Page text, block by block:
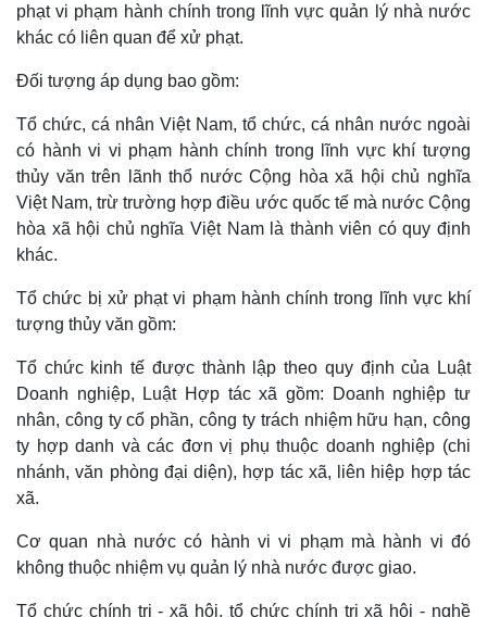
phạt vi phạm hành chính trong lĩnh vực quản lý nhà nước
khác có liên quan để xử phạt.
Đối tượng áp dụng bao gồm:
Tổ chức, cá nhân Việt Nam, tổ chức, cá nhân nước ngoài
có hành vi vi phạm hành chính trong lĩnh vực khí tượng
thủy văn trên lãnh thổ nước Cộng hòa xã hội chủ nghĩa
Việt Nam, trừ trường hợp điều ước quốc tế mà nước Cộng
hòa xã hội chủ nghĩa Việt Nam là thành viên có quy định
khác.
Tổ chức bị xử phạt vi phạm hành chính trong lĩnh vực khí
tượng thủy văn gồm:
Tổ chức kinh tế được thành lập theo quy định của Luật
Doanh nghiệp, Luật Hợp tác xã gồm: Doanh nghiệp tư
nhân, công ty cổ phần, công ty trách nhiệm hữu hạn, công
ty hợp danh và các đơn vị phụ thuộc doanh nghiệp (chi
nhánh, văn phòng đại diện), hợp tác xã, liên hiệp hợp tác
xã.
Cơ quan nhà nước có hành vi vi phạm mà hành vi đó
không thuộc nhiệm vụ quản lý nhà nước được giao.
Tổ chức chính trị - xã hội, tổ chức chính trị xã hội - nghề